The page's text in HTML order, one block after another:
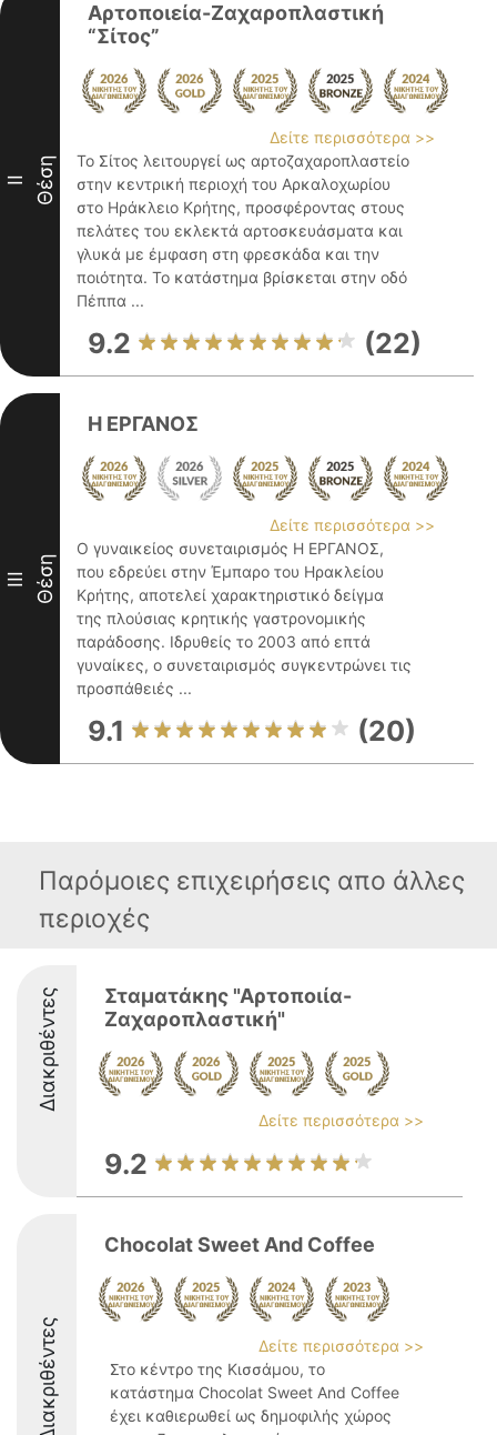
II Θέση
Αρτοποιεία-Ζαχαροπλαστική
“Σίτος”
Δείτε περισσότερα >>
Το Σίτος λειτουργεί ως αρτοζαχαροπλαστείο
στην κεντρική περιοχή του Αρκαλοχωρίου
στο Ηράκλειο Κρήτης, προσφέροντας στους
πελάτες του εκλεκτά αρτοσκευάσματα και
γλυκά με έμφαση στη φρεσκάδα και την
ποιότητα. Το κατάστημα βρίσκεται στην οδό
Πέππα ...
9.2 (22)
III Θέση
Η ΕΡΓΑΝΟΣ
Δείτε περισσότερα >>
Ο γυναικείος συνεταιρισμός Η ΕΡΓΑΝΟΣ,
που εδρεύει στην Έμπαρο του Ηρακλείου
Κρήτης, αποτελεί χαρακτηριστικό δείγμα
της πλούσιας κρητικής γαστρονομικής
παράδοσης. Ιδρυθείς το 2003 από επτά
γυναίκες, ο συνεταιρισμός συγκεντρώνει τις
προσπάθειές ...
9.1 (20)
Παρόμοιες επιχειρήσεις απο άλλες
περιοχές
Διακριθέντες
Σταματάκης "Αρτοποιία-
Ζαχαροπλαστική"
Δείτε περισσότερα >>
9.2
Διακριθέντες
Chocolat Sweet And Coffee
Δείτε περισσότερα >>
Στο κέντρο της Κισσάμου, το
κατάστημα Chocolat Sweet And Coffee
έχει καθιερωθεί ως δημοφιλής χώρος